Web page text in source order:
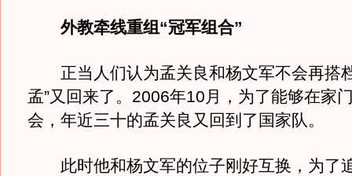
外教牵线重组“冠军组合”
正当人们认为孟关良和杨文军不会再搭
孟”又回来了。2006年10月，为了能够在家
会，年近三十的孟关良又回到了国家队。
此时他和杨文军的位子刚好互换，为了